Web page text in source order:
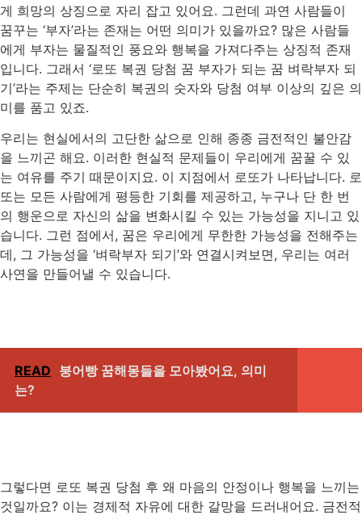
게 희망의 상징으로 자리 잡고 있어요. 그런데 과연 사람들이
꿈꾸는 ‘부자’라는 존재는 어떤 의미가 있을까요? 많은 사람들
에게 부자는 물질적인 풍요와 행복을 가져다주는 상징적 존재
입니다. 그래서 ‘로또 복권 당첨 꿈 부자가 되는 꿈 벼락부자 되
기’라는 주제는 단순히 복권의 숫자와 당첨 여부 이상의 깊은 의
미를 품고 있죠.
우리는 현실에서의 고단한 삶으로 인해 종종 금전적인 불안감
을 느끼곤 해요. 이러한 현실적 문제들이 우리에게 꿈꿀 수 있
는 여유를 주기 때문이지요. 이 지점에서 로또가 나타납니다. 로
또는 모든 사람에게 평등한 기회를 제공하고, 누구나 단 한 번
의 행운으로 자신의 삶을 변화시킬 수 있는 가능성을 지니고 있
습니다. 그런 점에서, 꿈은 우리에게 무한한 가능성을 전해주는
데, 그 가능성을 ‘벼락부자 되기’와 연결시켜보면, 우리는 여러
사연을 만들어낼 수 있습니다.
READ 붕어빵 꿈해몽들을 모아봤어요, 의미
는?
그렇다면 로또 복권 당첨 후 왜 마음의 안정이나 행복을 느끼는
것일까요? 이는 경제적 자유에 대한 갈망을 드러내어요. 금전적